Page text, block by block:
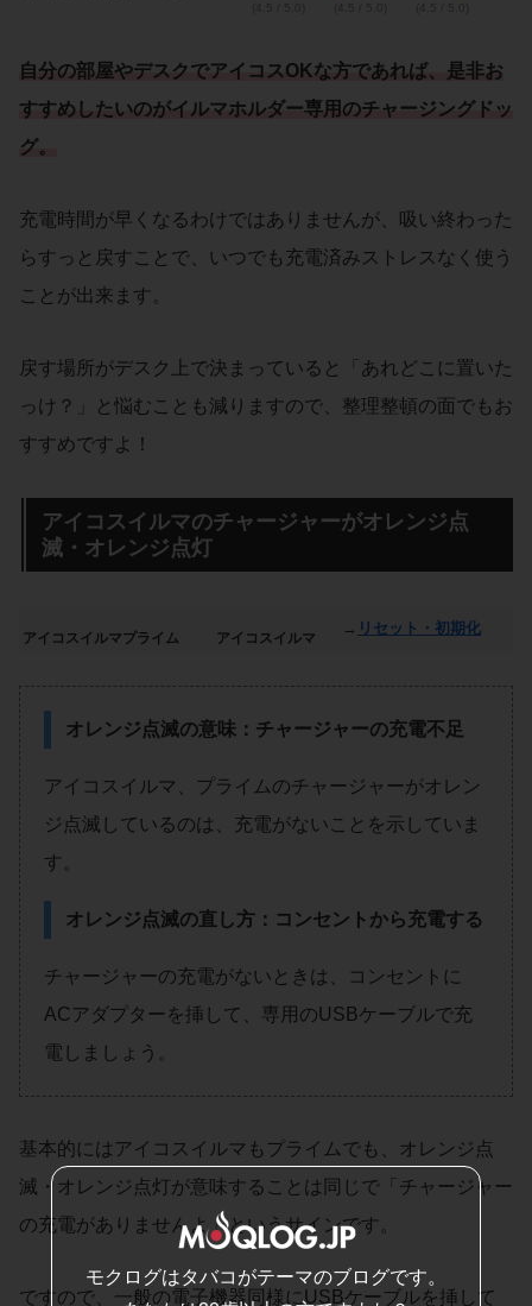
自分の部屋やデスクでアイコスOKな方であれば、是非お
すすめしたいのがイルマホルダー専用 のチャージングドッ
グ。
充電時間が早くなるわけではありませんが、吸い終わった
らすっと戻すことで、いつでも充電済みストレスなく使う
ことが出来ます。
戻す場所がデスク上で決まっていると「あれどこに置いた
っけ？」と悩むことも減りますので、整理整頓の面でもお
すすめですよ！
アイコスイルマのチャージャーがオレンジ点
滅・オレンジ点灯
アイコスイルマプライム アイコスイルマ
→ リセット・初期化
オレンジ点滅の意味：チャージャーの充電不足
アイコスイルマ、プライムのチャージャーがオレン
ジ点滅しているのは、充電がないことを示していま
す。
オレンジ点滅の直し方：コンセントから充電する
チャージャーの充電がないときは、コンセントに
ACアダプターを挿して、専用のUSBケーブルで充
電しましょう。
基本的にはアイコスイルマもプライムでも、オレンジ点
滅・オレンジ点灯が意味することは同じで「チャージャー
の充電がありませんよ」というサインです。
ですので、一般の電子機器同様にUSBケーブルを挿して
モクログはタバコがテーマのブログです。